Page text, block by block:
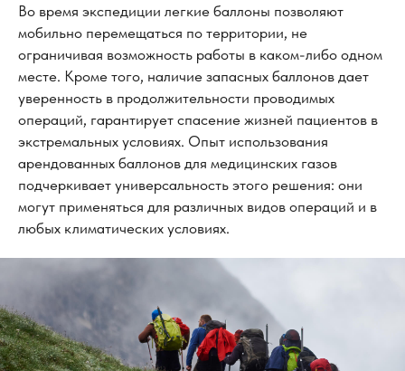
Во время экспедиции легкие баллоны позволяют
мобильно перемещаться по территории, не
ограничивая возможность работы в каком-либо одном
месте. Кроме того, наличие запасных баллонов дает
уверенность в продолжительности проводимых
операций, гарантирует спасение жизней пациентов в
экстремальных условиях. Опыт использования
арендованных баллонов для медицинских газов
подчеркивает универсальность этого решения: они
могут применяться для различных видов операций и в
любых климатических условиях.
О компании
Калькулятор